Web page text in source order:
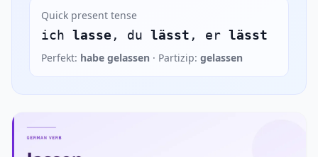
Quick present tense
ich lasse , du lässt , er lässt
Perfekt: habe gelassen · Partizip: gelassen